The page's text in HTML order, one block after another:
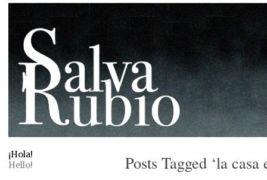
¡Hola!
Hello!
Posts Tagged ‘la casa